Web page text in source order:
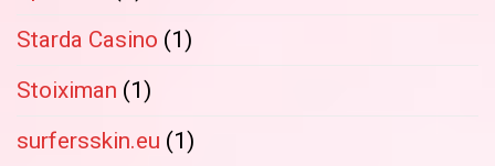
Starda Casino (1)
Stoiximan (1)
surfersskin.eu (1)